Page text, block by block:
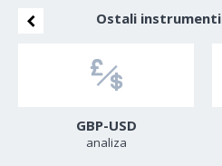
Ostali
GBP-USD
analiza